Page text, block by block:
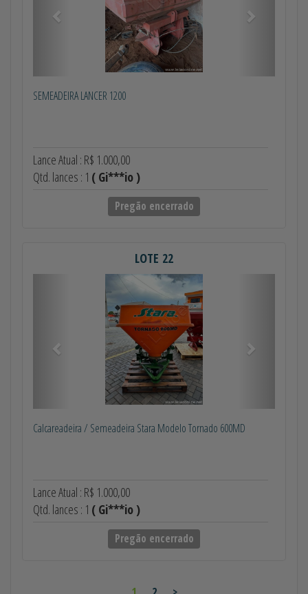
SEMEADEIRA LANCER 1200
Lance Atual : R$ 1.000,00
Qtd. lances : 1 ( Gi***io )
Pregão encerrado
LOTE 22
Calcareadeira / Semeadeira Stara Modelo Tornado 600MD
Lance Atual : R$ 1.000,00
Qtd. lances : 1 ( Gi***io )
Pregão encerrado